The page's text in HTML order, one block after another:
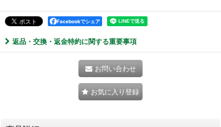
Facebookでシェア
返品・交換・返金特約に関する重要事項
お問い合わせ
お気に入り登録